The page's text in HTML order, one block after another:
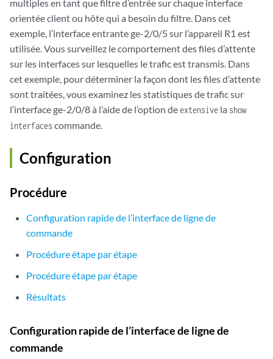
multiples en tant que filtre d’entrée sur chaque interface
orientée client ou hôte qui a besoin du filtre. Dans cet
exemple, l’interface entrante ge-2/0/5 sur l’appareil R1 est
utilisée. Vous surveillez le comportement des files d’attente
sur les interfaces sur lesquelles le trafic est transmis. Dans
cet exemple, pour déterminer la façon dont les files d’attente
sont traitées, vous examinez les statistiques de trafic sur
l’interface ge-2/0/8 à l’aide de l’option deextensive la show
interfacescommande.
Configuration
Procédure
Configuration rapide de l’interface de ligne de
commande
Procédure étape par étape
Procédure étape par étape
Résultats
Configuration rapide de l’interface de ligne de
commande